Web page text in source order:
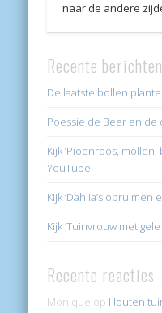
naar de andere
Recente berichten
De laatste bollen
Poessie de Beer en de
Kijk ‘Pioenroos,
YouTube
Kijk ‘Dahlia’s
Kijk ‘Tuinvrouw met
Recente reacties
Monique op Houten